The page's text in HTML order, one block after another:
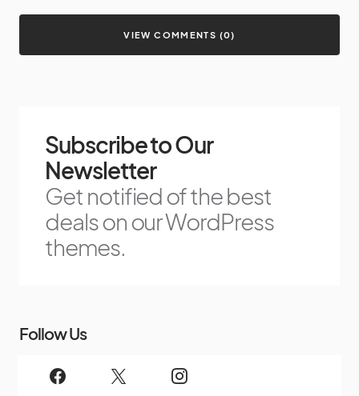
VIEW COMMENTS (0)
Subscribe to Our
Newsletter
Get notified of the best
deals on our WordPress
themes.
Follow Us